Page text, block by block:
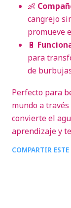
👶
cangrejo
promueve
🔋
para
de
Perfecto para
mundo a
convierte el
aprendizaje y
COMPARTIR